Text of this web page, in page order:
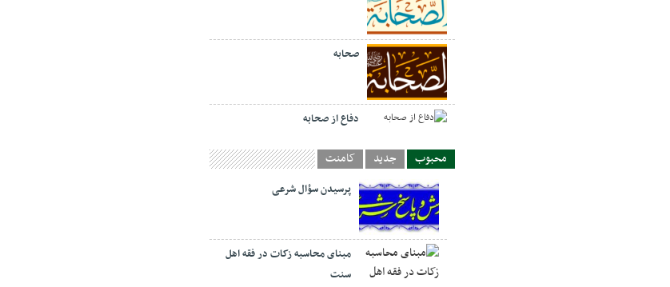
صحابه
دفاع از صحابه
محبوب جدید کامنت
پرسیدن سؤال شرعی
مبنای محاسبه زکات در فقه اهل
سنت